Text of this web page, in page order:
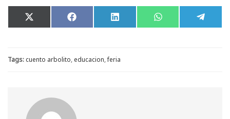
Compartir
en
X
(
t
Compartir
en
F
a
o
Compartir
en
L
i
d
Compartir
en
W
h en
e
Tags:cuento arbolito,educacion,feria